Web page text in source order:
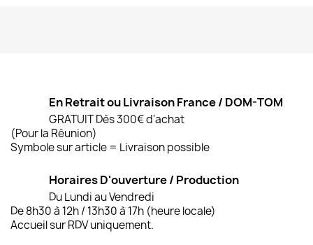
En Retrait ou Livraison France / DOM-TOM
GRATUIT Dès 300€ d'achat
(Pour la Réunion)
Symbole sur article = Livraison possible
Horaires D'ouverture / Production
Du Lundi au Vendredi
De 8h30 à 12h / 13h30 à 17h (heure locale)
Accueil sur RDV uniquement.